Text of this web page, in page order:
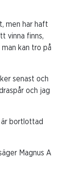
men har haft
vinna finns,
kan tro på
senast och
och jag
är bortlottad
Magnus A